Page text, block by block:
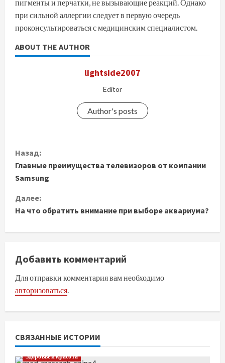
пигменты и перчатки, не вызывающие реакций. Однако
при сильной аллергии следует в первую очередь
проконсультироваться с медицинским специалистом.
ABOUT THE AUTHOR
lightside2007
Editor
Author's posts
П
р
о
д
о
л
ж
и
т
ь
Назад:
Главные преимущества телевизоров от компании
Samsung
Далее:
На что обратить внимание при выборе аквариума?
Добавить комментарий
Для отправки комментария вам необходимо
авторизоваться.
СВЯЗАННЫЕ ИСТОРИИ
Здоровье и красота